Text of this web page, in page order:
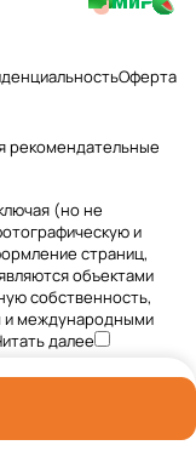
Оферта
рекомендательные
(но не
и
страниц,
объектами
собственность,
и международными
далее